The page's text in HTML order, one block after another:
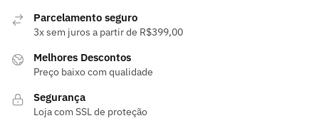
Parcelamento seguro
3x sem juros a partir de R$399,00
Melhores Descontos
Preço baixo com qualidade
Segurança
Loja com SSL de proteção